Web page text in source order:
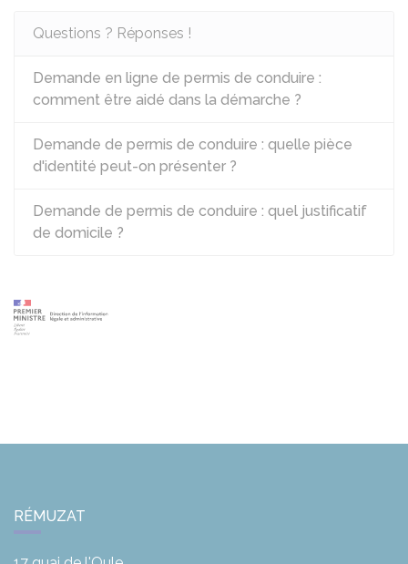
Questions ? Réponses !
Demande en ligne de permis de conduire :
comment être aidé dans la démarche ?
Demande de permis de conduire : quelle pièce
d'identité peut-on présenter ?
Demande de permis de conduire : quel justificatif
de domicile ?
RÉMUZAT